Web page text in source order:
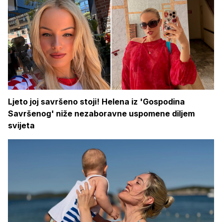
Ljeto joj savršeno stoji! Helena iz 'Gospodina
Savršenog' niže nezaboravne uspomene diljem
svijeta